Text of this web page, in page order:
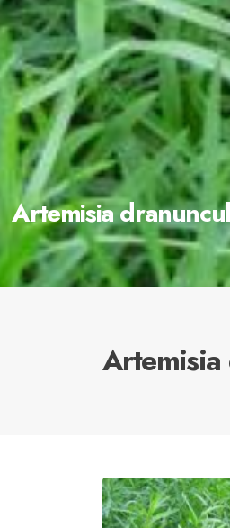
Artemisia
Artemisia